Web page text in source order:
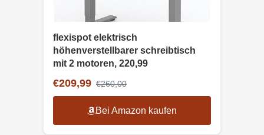
flexispot elektrisch
höhenverstellbarer schreibtisch
mit 2 motoren, 220,99
€209,99 €260,00
Bei Amazon kaufen